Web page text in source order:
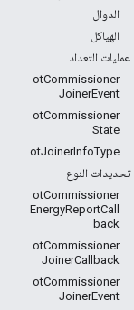
الدوال
الهياكل
عمليات التعداد
otCommissioner
JoinerEvent
otCommissioner
State
otJoinerInfoType
تحديدات النوع
otCommissioner
EnergyReportCall
back
otCommissioner
JoinerCallback
otCommissioner
JoinerEvent